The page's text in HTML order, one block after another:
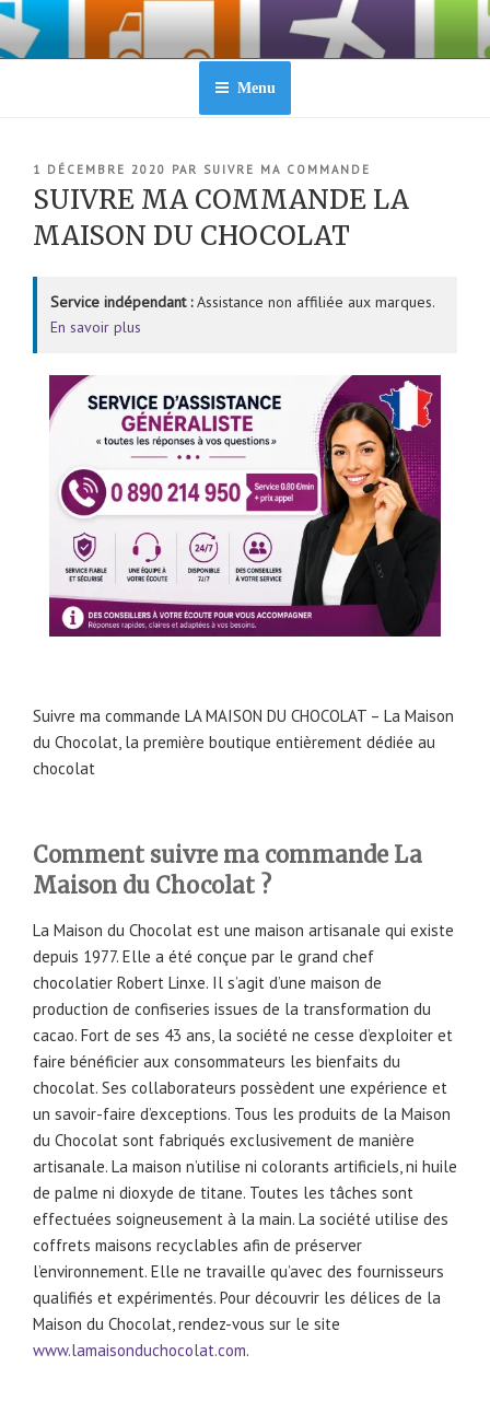
Aller
contenu
Menu
PUBLIÉ
LE
1 DÉCEMBRE 2020 PAR SUIVRE MA COMMANDE
SUIVRE MA COMMANDE LA
MAISON DU CHOCOLAT
Service indépendant :Assistance non affiliée aux marques.
En savoir plus
Suivre ma commande LA MAISON DU CHOCOLAT – La Maison
du Chocolat, la première boutique entièrement dédiée au
chocolat
Comment suivre ma commande La
Maison du Chocolat ?
La Maison du Chocolat est une maison artisanale qui existe
depuis 1977. Elle a été conçue par le grand chef
chocolatier Robert Linxe. Il s’agit d’une maison de
production de confiseries issues de la transformation du
cacao. Fort de ses 43 ans, la société ne cesse d’exploiter et
faire bénéficier aux consommateurs les bienfaits du
chocolat. Ses collaborateurs possèdent une expérience et
un savoir-faire d’exceptions. Tous les produits de la Maison
du Chocolat sont fabriqués exclusivement de manière
artisanale. La maison n’utilise ni colorants artificiels, ni huile
de palme ni dioxyde de titane. Toutes les tâches sont
effectuées soigneusement à la main. La société utilise des
coffrets maisons recyclables afin de préserver
l’environnement. Elle ne travaille qu’avec des fournisseurs
qualifiés et expérimentés. Pour découvrir les délices de la
Maison du Chocolat, rendez-vous sur le site
www.lamaisonduchocolat.com.